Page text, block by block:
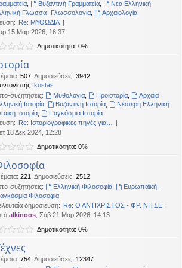
Βυζαντινή Γραμματεία,
Νεα Ελληνική
Γλώσσα- Γλωσσολογία,
Αρχαιολογία
Re: ΜΥΘΩΔΙΑ
15 Μαρ 2026, 16:37
Δημοτικότητα: 0%
: 507 Δημοσιεύσεις: 3942
kostas
συζητήσεις:
Μυθολογία, Προϊστορία,
Αρχαία
Ιστορία
Βυζαντινή Ιστορία,
Νεότερη Ελληνική
Ιστορία,
Παγκόσμια Ιστορία
Re: Ιστοριογραφικές πηγές για…
18 Δεκ 2024, 12:28
Δημοτικότητα: 0%
: 221 Δημοσιεύσεις: 2512
συζητήσεις:
Ελληνική Φιλοσοφία,
Ευρωπαϊκή-
Φιλοσοφία
δημοσίευση: Re: Ο ΑΝΤΙΧΡΙΣΤΟΣ - ΦΡ. ΝΙΤΣΕ
alkinoos , Σάβ 21 Μαρ 2026, 14:13
Δημοτικότητα: 0%
: 754 Δημοσιεύσεις: 12347